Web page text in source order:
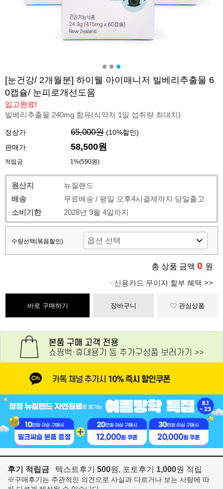
[눈건강/ 2개월분] 하이웰 아이매니저 빌베리추출물 6
0캡슐/ 눈피로개선도움
입고완료!
빌베리추출물 240mg 함유(식약처 1일 섭취량 최대치)
정상가 65,000원 (10%할인)
판매가
58,500원
적립금 1%(590원)
원산지
뉴질랜드
배송
무료배송 / 평일 오후4시결제까지 당일출고
소비기한
2028년 9월 4일까지
수량선택(묶음할인)
총 상품 금액 0 원
· 신용카드 무이자 할부 혜택 >>
바로 구매하기 장바구니 관심상품
후기 적립금 텍스트후기 500원, 포토후기 1,000원 적립
※구매후기는 주관적인 의견으로 사실과 다르거나 보는 사람에 따